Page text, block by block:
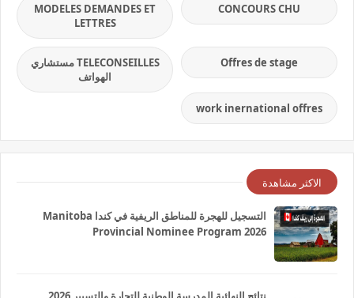
CONCOURS CHU
MODELES DEMANDES ET
LETTRES
Offres de stage
TELECONSEILLES مستشاري
الهواتف
work inernational offres
الاكثر مشاهدة
التسجيل للهجرة للمناطق الريفية في كندا Manitoba
Provincial Nominee Program 2026